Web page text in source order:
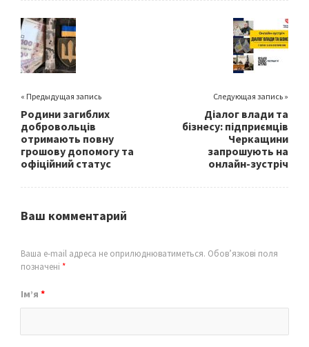
o
o
k
er
« Предыдущая запись
Родини загиблих
добровольців
отримають повну
грошову допомогу та
офіційний статус
Следующая запись »
Діалог влади та
бізнесу: підприємців
Черкащини
запрошують на
онлайн-зустріч
Ваш комментарий
Ваша e-mail адреса не оприлюднюватиметься. Обов’язкові поля
позначені *
Ім’я *